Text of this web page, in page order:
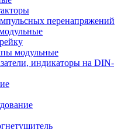
перенапряжений
модульные
индикаторы на DIN-